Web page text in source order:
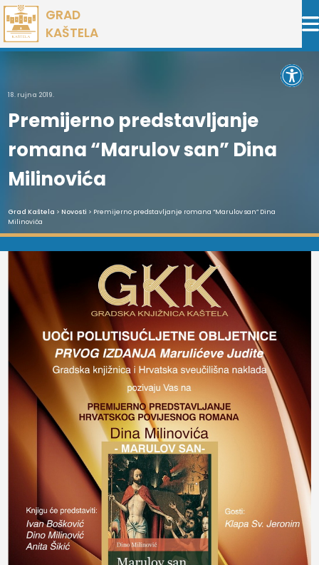
Preskoči
na
sadržaj
GRAD
KAŠTELA
18. rujna 2019.
Premijerno predstavljanje
romana “Marulov san” Dina
Milinovića
Grad Kaštela > Novosti > Premijerno predstavljanje romana “Marulov san” Dina
Milinovića